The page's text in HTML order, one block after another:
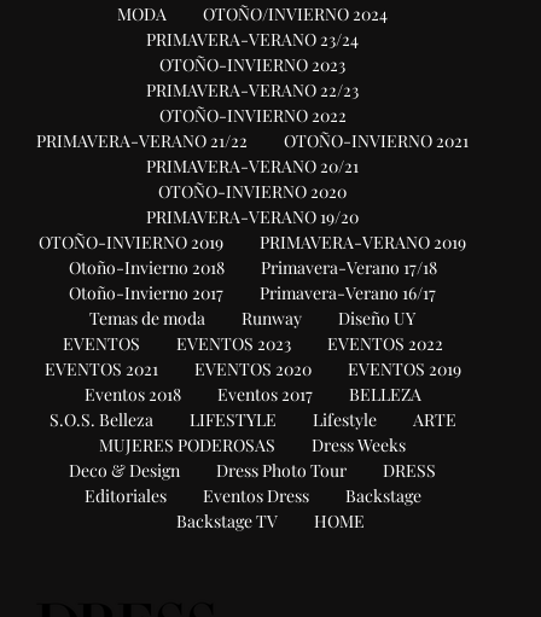
MODA
OTOÑO/INVIERNO 2024
PRIMAVERA-VERANO 23/24
OTOÑO-INVIERNO 2023
PRIMAVERA-VERANO 22/23
OTOÑO-INVIERNO 2022
PRIMAVERA-VERANO 21/22
OTOÑO-INVIERNO 2021
PRIMAVERA-VERANO 20/21
OTOÑO-INVIERNO 2020
PRIMAVERA-VERANO 19/20
OTOÑO-INVIERNO 2019
PRIMAVERA-VERANO 2019
Otoño-Invierno 2018
Primavera-Verano 17/18
Otoño-Invierno 2017
Primavera-Verano 16/17
Temas de moda
Runway
Diseño UY
EVENTOS
EVENTOS 2023
EVENTOS 2022
EVENTOS 2021
EVENTOS 2020
EVENTOS 2019
Eventos 2018
Eventos 2017
BELLEZA
S.O.S. Belleza
LIFESTYLE Lifestyle
ARTE
MUJERES PODEROSAS
Dress Weeks
Deco & Design
Dress Photo Tour
DRESS
Editoriales
Eventos Dress
Backstage
Backstage TV
HOME